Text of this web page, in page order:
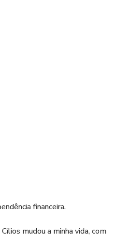
financeira.
mudou a minha vida, com